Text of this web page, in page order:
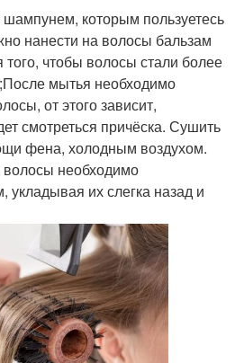
которым пользуетесь
нанести на волосы бальзам
того, чтобы волосы стали более
мытья необходимо
от этого зависит,
смотреться причёска. Сушить
фена, холодным воздухом.
необходимо
укладывая их слегка назад и